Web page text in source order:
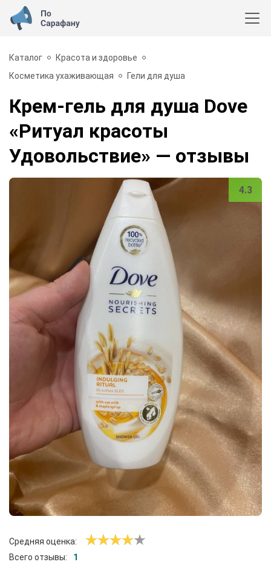
Каталог
Красота и здоровье
Косметика ухаживающая
Гели для душа
Крем-гель для душа Dove
«Ритуал красоты
Удовольствие» — отзывы
4.3
Средняя оценка:
Всего отзывы:
1